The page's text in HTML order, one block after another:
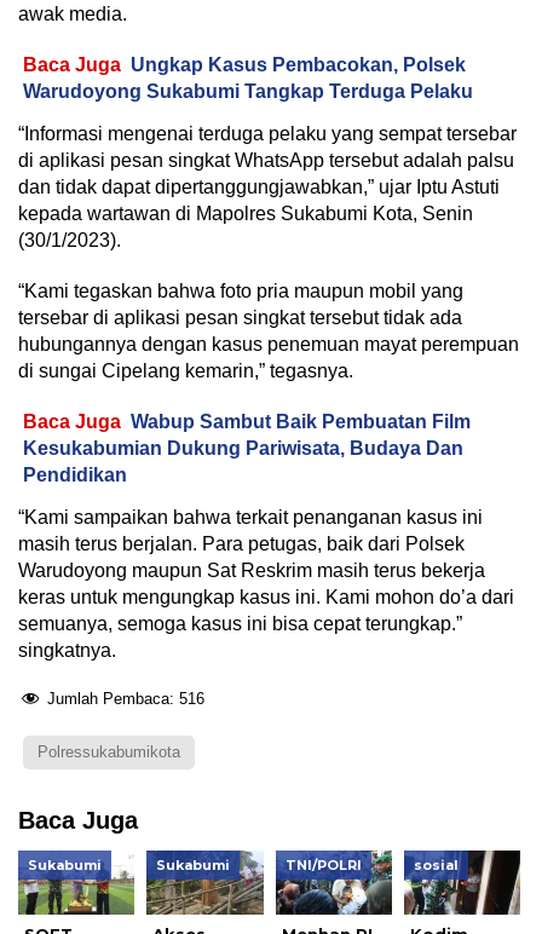
awak media.
Baca Juga Ungkap Kasus Pembacokan, Polsek
Warudoyong Sukabumi Tangkap Terduga Pelaku
“Informasi mengenai terduga pelaku yang sempat tersebar
di aplikasi pesan singkat WhatsApp tersebut adalah palsu
dan tidak dapat dipertanggungjawabkan,” ujar Iptu Astuti
kepada wartawan di Mapolres Sukabumi Kota, Senin
(30/1/2023).
“Kami tegaskan bahwa foto pria maupun mobil yang
tersebar di aplikasi pesan singkat tersebut tidak ada
hubungannya dengan kasus penemuan mayat perempuan
di sungai Cipelang kemarin,” tegasnya.
Baca Juga Wabup Sambut Baik Pembuatan Film
Kesukabumian Dukung Pariwisata, Budaya Dan
Pendidikan
“Kami sampaikan bahwa terkait penanganan kasus ini
masih terus berjalan. Para petugas, baik dari Polsek
Warudoyong maupun Sat Reskrim masih terus bekerja
keras untuk mengungkap kasus ini. Kami mohon do’a dari
semuanya, semoga kasus ini bisa cepat terungkap.”
singkatnya.
Jumlah Pembaca: 516
Polressukabumikota
Baca Juga
Sukabumi Sukabumi TNI/POLRI sosial